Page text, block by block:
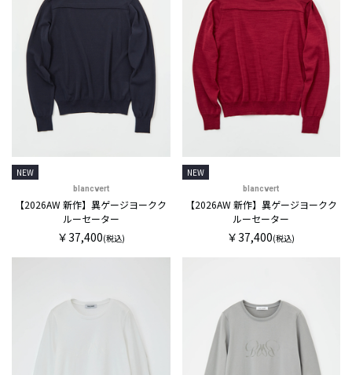
NEW
blancvert
【2026AW 新作】異ゲージヨークク
ルーセーター
￥37,400(税込)
NEW
blancvert
【2026AW 新作】異ゲージヨークク
ルーセーター
￥37,400(税込)